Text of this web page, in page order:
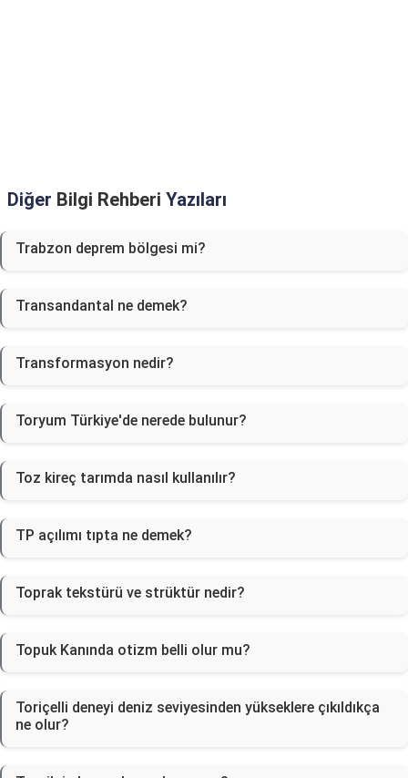
Diğer Bilgi Rehberi Yazıları
Trabzon deprem bölgesi mi?
Transandantal ne demek?
Transformasyon nedir?
Toryum Türkiye'de nerede bulunur?
Toz kireç tarımda nasıl kullanılır?
TP açılımı tıpta ne demek?
Toprak tekstürü ve strüktür nedir?
Topuk Kanında otizm belli olur mu?
Toriçelli deneyi deniz seviyesinden yükseklere çıkıldıkça
ne olur?